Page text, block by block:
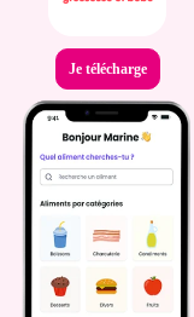
Je télécharge